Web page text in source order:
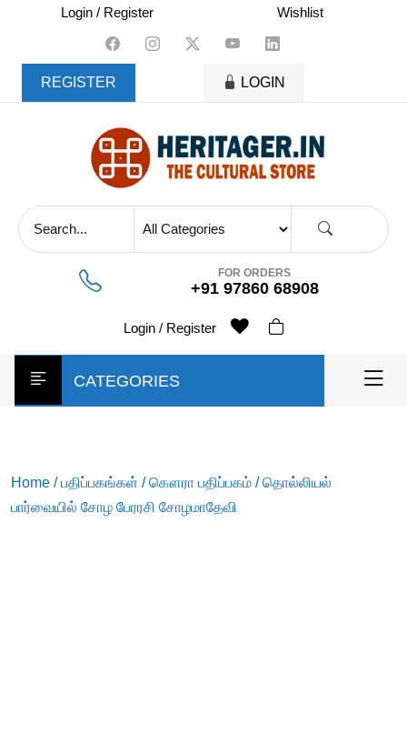
content
Login / Register Wishlist
REGISTER LOGIN
FOR ORDERS
+91 97860 68908
Login / Register
CATEGORIES
Home /பதிப்பகங்கள் /கௌரா பதிப்பகம் / தொல்லியல்
பார்வையில் சோழ பேரரசி சோழமாதேவி